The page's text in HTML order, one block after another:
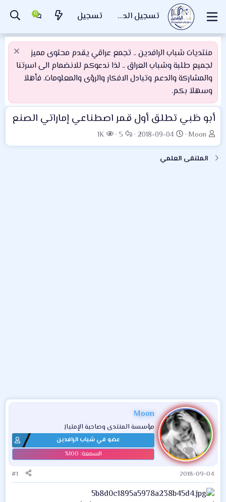
تسجيل الدخول تسجيل
منتديات شباب الرافدين .. تجمع عراقي يقدم محتوى مميز
لجميع طلبة وشباب العراق .. لذا ندعوكم للانضمام الى اسرتنا
والمشاركة والدعم وتبادل الافكار والرؤى والمعلومات. فأهلاَ
وسهلاَ بكم.
أبو ظبي تطلق أول قمر اصطناعي إماراتي الصنع
ب
ا
د
Moon
ت
ا
ر
2018-09-04
ا
ل
5
ا
ل
1K
الملتقى العلمي
Moon
مؤسسة المنتدى وصاحبة الإمتياز
عضو في شباب الرافدين
2018-09-04
#1